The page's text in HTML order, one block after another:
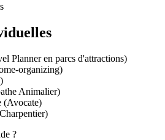
Planner en parcs d'attractions)
organizing)
Animalier)
(Avocate)
?